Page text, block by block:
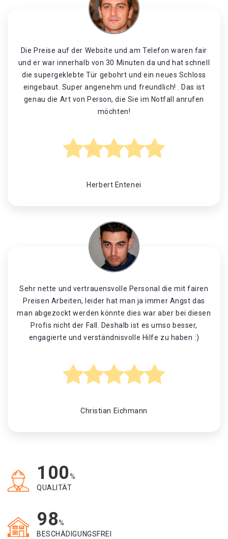
Die Preise auf der Website und am Telefon waren fair
und er war innerhalb von 30 Minuten da und hat schnell
die supergeklebte Tür gebohrt und ein neues Schloss
eingebaut. Super angenehm und freundlich! . Das ist
genau die Art von Person, die Sie im Notfall anrufen
möchten!
Herbert Entenei
Sehr nette und vertrauensvolle Personal die mit fairen
Preisen Arbeiten, leider hat man ja immer Angst das
man abgezockt werden könnte dies war aber bei diesen
Profis nicht der Fall. Deshalb ist es umso besser,
engagierte und verständnisvolle Hilfe zu haben :)
Christian Eichmann
100%
QUALITÄT
98%
BESCHÄDIGUNGSFREI